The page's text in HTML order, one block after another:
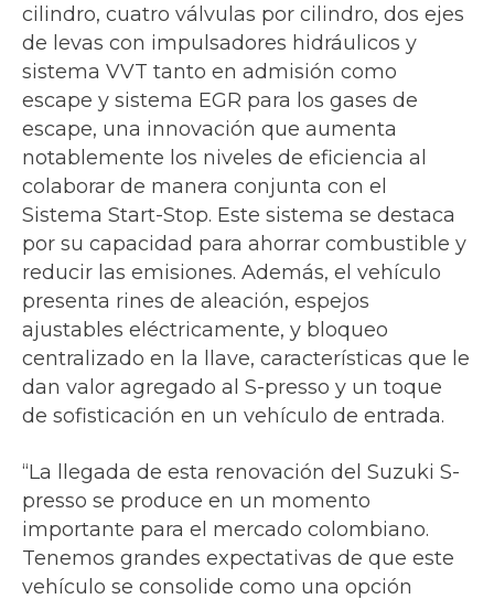
cilindro, cuatro válvulas por cilindro, dos ejes
de levas con impulsadores hidráulicos y
sistema VVT tanto en admisión como
escape y sistema EGR para los gases de
escape, una innovación que aumenta
notablemente los niveles de eficiencia al
colaborar de manera conjunta con el
Sistema Start-Stop. Este sistema se destaca
por su capacidad para ahorrar combustible y
reducir las emisiones. Además, el vehículo
presenta rines de aleación, espejos
ajustables eléctricamente, y bloqueo
centralizado en la llave, características que le
dan valor agregado al S-presso y un toque
de sofisticación en un vehículo de entrada.
“La llegada de esta renovación del Suzuki S-
presso se produce en un momento
importante para el mercado colombiano.
Tenemos grandes expectativas de que este
vehículo se consolide como una opción